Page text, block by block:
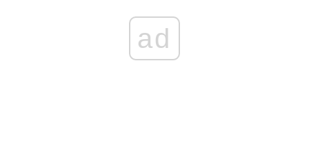
ad